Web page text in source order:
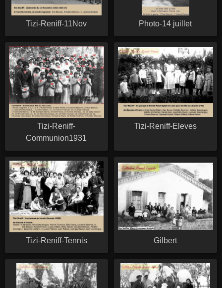
Tizi-Reniff-11Nov Photo-14 juillet
Tizi-Reniff-
Communion1931
Tizi-Reniff-Eleves
Tizi-Reniff-Tennis Gilbert